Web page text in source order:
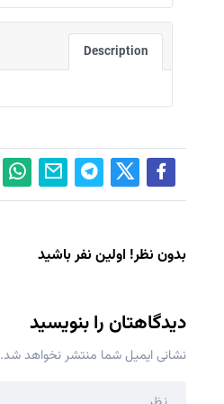
Description
بدون نظر! اولین نفر باشید
دیدگاهتان را بنویسید
نشانی ایمیل شما منتشر نخواهد شد.